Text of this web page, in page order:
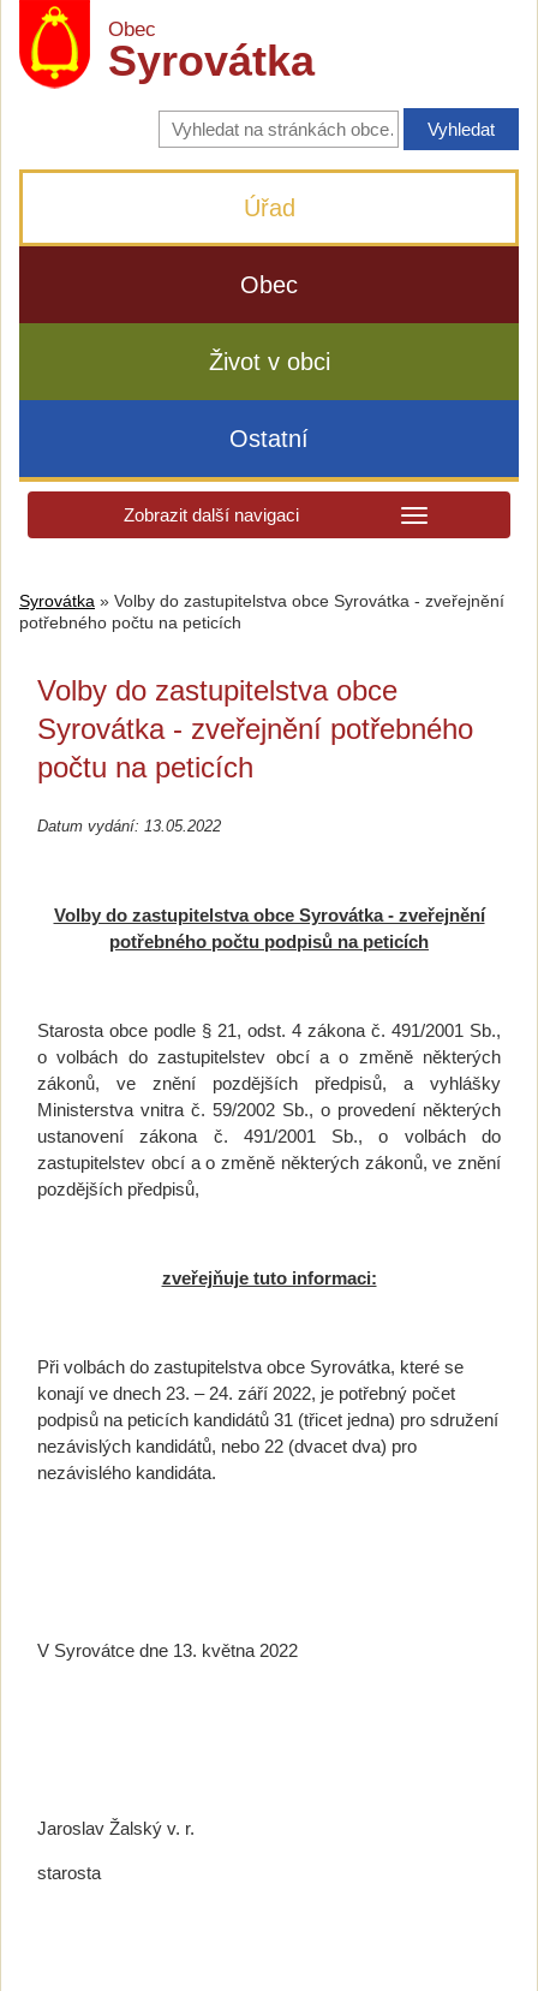
Obec
Syrovátka
Vyhledávání
na
stránkách
Úřad
Obec
Život v obci
Ostatní
Zobrazit další navigaci
Syrovátka » Volby do zastupitelstva obce Syrovátka - zveřejnění
potřebného počtu na peticích
Volby do zastupitelstva obce
Syrovátka - zveřejnění potřebného
počtu na peticích
Datum vydání: 13.05.2022
Volby do zastupitelstva obce Syrovátka - zveřejnění
potřebného počtu podpisů na peticích
Starosta obce podle § 21, odst. 4 zákona č. 491/2001 Sb.,
o volbách do zastupitelstev obcí a o změně některých
zákonů, ve znění pozdějších předpisů, a vyhlášky
Ministerstva vnitra č. 59/2002 Sb., o provedení některých
ustanovení zákona č. 491/2001 Sb., o volbách do
zastupitelstev obcí a o změně některých zákonů, ve znění
pozdějších předpisů,
zveřejňuje tuto informaci:
Při volbách do zastupitelstva obce Syrovátka, které se
konají ve dnech 23. – 24. září 2022, je potřebný počet
podpisů na peticích kandidátů 31 (třicet jedna) pro sdružení
nezávislých kandidátů, nebo 22 (dvacet dva) pro
nezávislého kandidáta.
V Syrovátce dne 13. května 2022
Jaroslav Žalský v. r.
starosta